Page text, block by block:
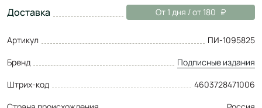
Доставка От 1 дня / от 180
Артикул
ПИ-1095825
Бренд
Подписные издания
Штрих-код
4603728471006